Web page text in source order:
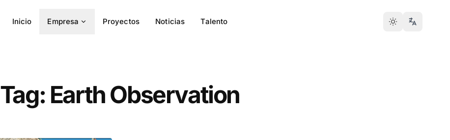
Inicio Empresa Proyectos Noticias Talento
Tag: Earth Observation